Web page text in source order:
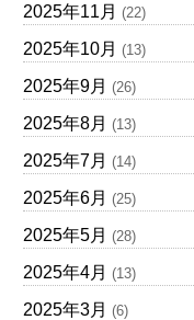
2025年11月 (22)
2025年10月 (13)
2025年9月 (26)
2025年8月 (13)
2025年7月 (14)
2025年6月 (25)
2025年5月 (28)
2025年4月 (13)
2025年3月 (6)